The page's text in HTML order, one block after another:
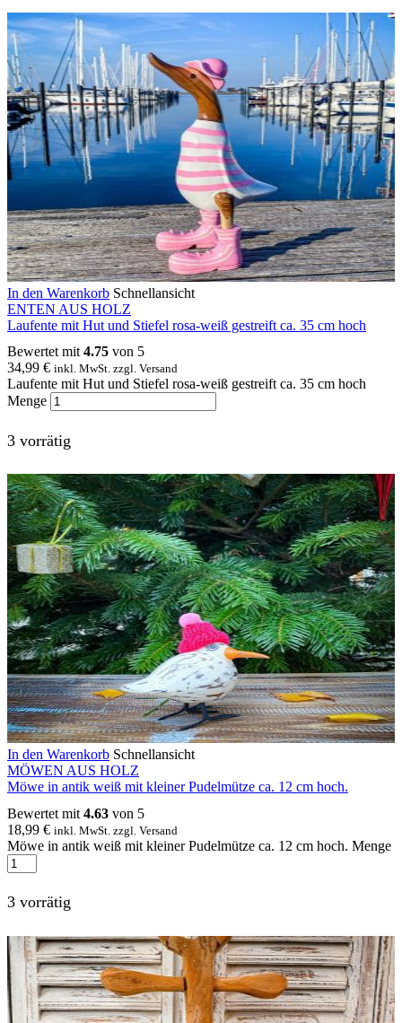
In den Warenkorb Schnellansicht
ENTEN AUS HOLZ
Laufente mit Hut und Stiefel rosa-weiß gestreift ca. 35 cm hoch
Bewertet mit 4.75 von 5
34,99 € inkl. MwSt. zzgl. Versand
Laufente mit Hut und Stiefel rosa-weiß gestreift ca. 35 cm hoch
Menge
3 vorrätig
In den Warenkorb Schnellansicht
MÖWEN AUS HOLZ
Möwe in antik weiß mit kleiner Pudelmütze ca. 12 cm hoch.
Bewertet mit 4.63 von 5
18,99 € inkl. MwSt. zzgl. Versand
Möwe in antik weiß mit kleiner Pudelmütze ca. 12 cm hoch. Menge
3 vorrätig